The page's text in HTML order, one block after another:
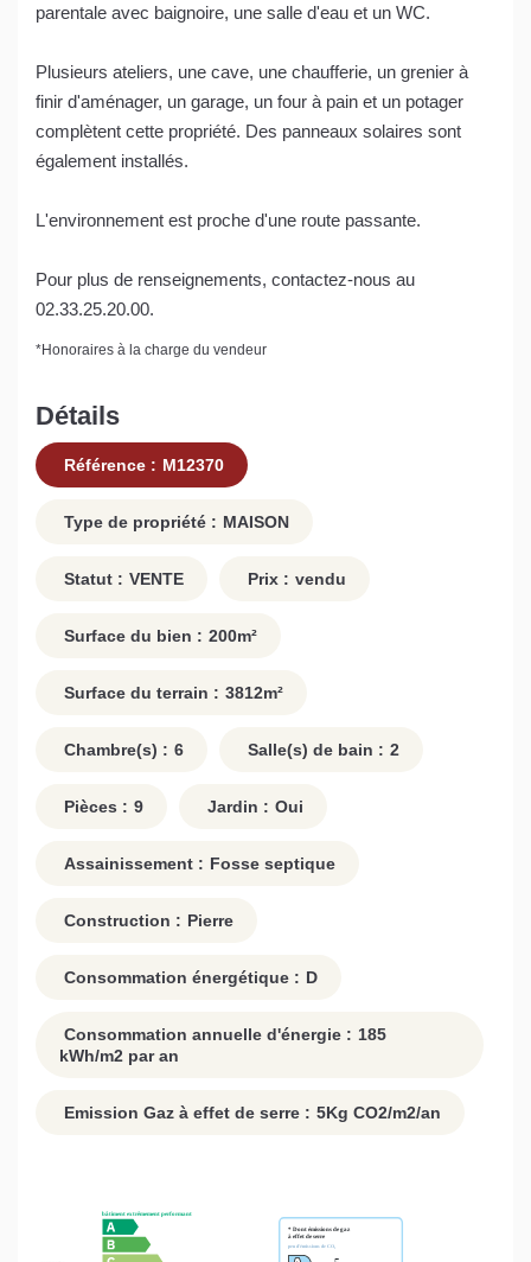
parentale avec baignoire, une salle d'eau et un WC.
Plusieurs ateliers, une cave, une chaufferie, un grenier à
finir d'aménager, un garage, un four à pain et un potager
complètent cette propriété. Des panneaux solaires sont
également installés.
L'environnement est proche d'une route passante.
Pour plus de renseignements, contactez-nous au
02.33.25.20.00.
*Honoraires à la charge du vendeur
Détails
Référence : M12370
Type de propriété : MAISON
Statut : VENTE Prix : vendu
Surface du bien : 200m²
Surface du terrain : 3812m²
Chambre(s) : 6 Salle(s) de bain : 2
Pièces : 9 Jardin : Oui
Assainissement : Fosse septique
Construction : Pierre
Consommation énergétique : D
Consommation annuelle d'énergie : 185
kWh/m2 par an
Emission Gaz à effet de serre : 5Kg CO2/m2/an